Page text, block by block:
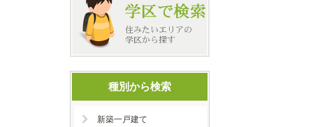
種別から検索
新築一戸建て